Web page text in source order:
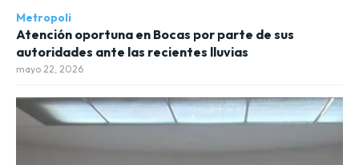
Metropoli
Atención oportuna en Bocas por parte de sus
autoridades ante las recientes lluvias
mayo 22, 2026